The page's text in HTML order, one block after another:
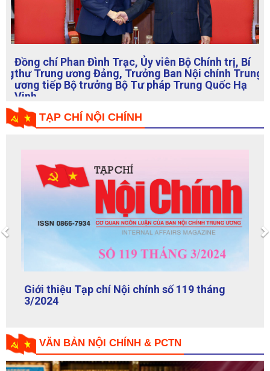
Đồng chí Phan Đình Trạc, Ủy viên Bộ Chính trị, Bí
thư Trung ương Đảng, Trưởng Ban Nội chính Trung
ương tiếp Bộ trưởng Bộ Tư pháp Trung Quốc Hạ
Vinh
3/2024